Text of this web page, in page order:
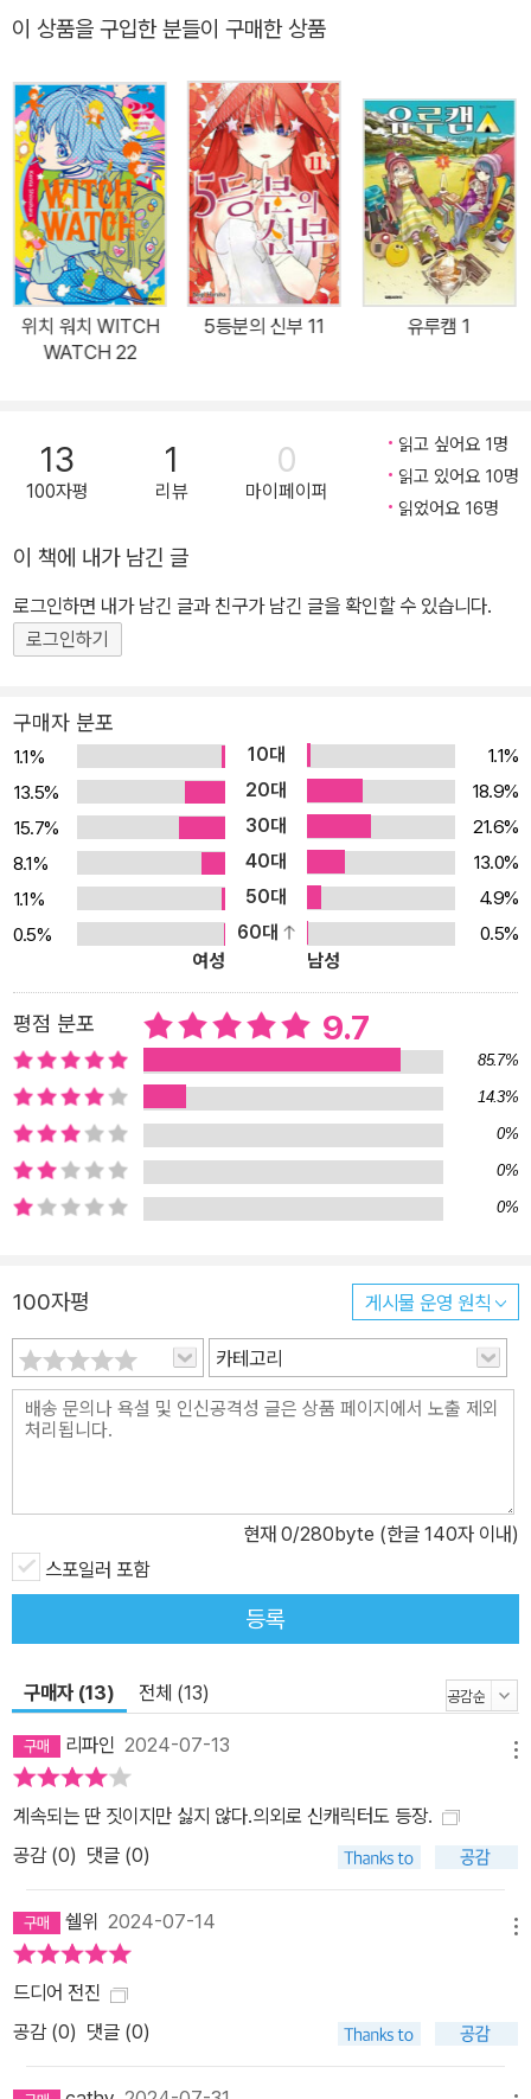
《일본 만화대상》를 수상하였다.
이 상품을 구입한 분들이 구매한 상품
위치 워치 WITCH
WATCH 22
5등분의 신부 11 유루캠 1
13
100자평
1
리뷰
0
마이페이퍼
읽고 싶어요 1명
읽고 있어요 10명
읽었어요 16명
이 책에 내가 남긴 글
로그인하면 내가 남긴 글과 친구가 남긴 글을 확인할 수 있습니다.
로그인하기
구매자 분포
1.1% 10대
1.1%
13.5%
20대
18.9%
15.7%
30대
21.6%
8.1%
40대
13.0%
1.1%
50대
4.9%
0.5%
60대
0.5%
여성
남성
평점 분포 9.7
85.7%
14.3%
0%
0%
0%
100자평 게시물 운영 원칙
카테고리
현재 0/280byte (한글 140자 이내)
스포일러 포함
등록
구매자 (13) 전체 (13)
리파인 2024-07-13
계속되는 딴 짓이지만 싫지 않다.의외로 신캐릭터도 등장.
공감 (0) 댓글 (0)
쉘위 2024-07-14
드디어 전진
공감 (0) 댓글 (0)